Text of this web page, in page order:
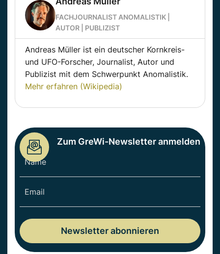
FACHJOURNALIST ANOMALISTIK |
AUTOR | PUBLIZIST
Andreas Müller ist ein deutscher Kornkreis-
und UFO-Forscher, Journalist, Autor und
Publizist mit dem Schwerpunkt Anomalistik.
Mehr erfahren (Wikipedia)
Zum GreWi-Newsletter anmelden